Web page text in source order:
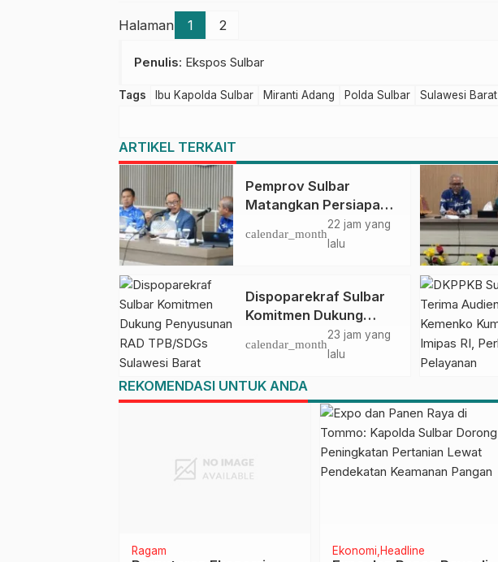
Halaman 1 2
Penulis: Ekspos Sulbar
Tags Ibu Kapolda Sulbar Miranti Adang Polda Sulbar Sulawesi Barat
ARTIKEL TERKAIT
Pemprov Sulbar
Matangkan Persiapan
HUT Ke-81 RI, Puncak
Upacara di Lapangan
calendar_month
22 jam yang
lalu
Dispoparekraf Sulbar
Komitmen Dukung
Penyusunan RAD
TPB/SDGs Sulawesi
calendar_month
23 jam yang
lalu
REKOMENDASI UNTUK ANDA
Daerah Headline Pasangkayu